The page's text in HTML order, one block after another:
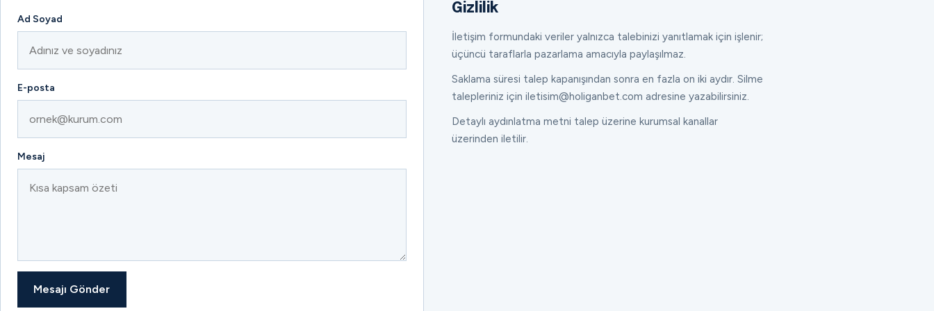
Ad Soyad
E-posta
Mesaj
Mesajı Gönder
Gizlilik
İletişim formundaki veriler yalnızca talebinizi yanıtlamak için işlenir;
üçüncü taraflarla pazarlama amacıyla paylaşılmaz.
Saklama süresi talep kapanışından sonra en fazla on iki aydır. Silme
talepleriniz için iletisim@holiganbet.com adresine yazabilirsiniz.
Detaylı aydınlatma metni talep üzerine kurumsal kanallar
üzerinden iletilir.